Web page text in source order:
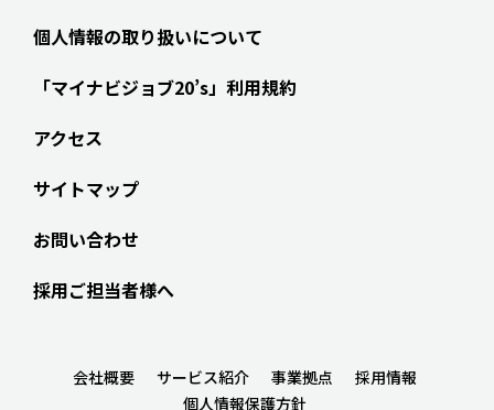
個人情報の取り扱いについて
「マイナビジョブ20’s」利用規約
アクセス
サイトマップ
お問い合わせ
採用ご担当者様へ
会社概要 サービス紹介 事業拠点
採用情報
個人情報保護方針